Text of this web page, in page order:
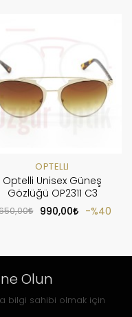
OPTELLI
Optelli Unisex Güneş
Gözlüğü OP2311 C3
990,00 %40
Olun
bilgi sahibi olmak için